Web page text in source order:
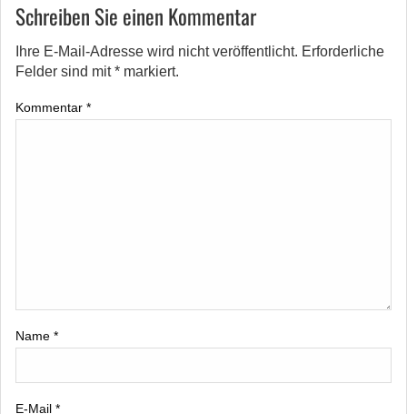
Schreiben Sie einen Kommentar
Ihre E-Mail-Adresse wird nicht veröffentlicht. Erforderliche
Felder sind mit* markiert.
Kommentar *
Name *
E-Mail *